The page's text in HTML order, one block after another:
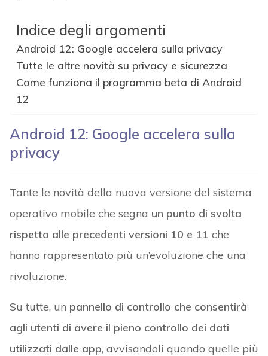
Indice degli argomenti
Android 12: Google accelera sulla privacy
Tutte le altre novità su privacy e sicurezza
Come funziona il programma beta di Android
12
Android 12: Google accelera sulla
privacy
Tante le novità della nuova versione del sistema
operativo mobile che segna un punto di svolta
rispetto alle precedenti versioni 10 e 11 che
hanno rappresentato più un’evoluzione che una
rivoluzione.
Su tutte, un pannello di controllo che consentirà
agli utenti di avere il pieno controllo dei dati
utilizzati dalle app, avvisandoli quando quelle più